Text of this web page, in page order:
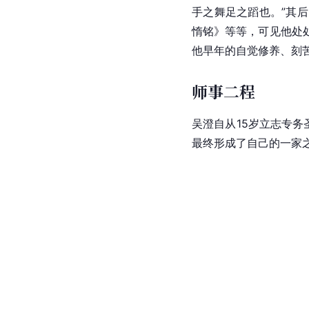
手之舞足之蹈也。”其
惰铭》等等，可见他处
他早年的自觉修养、刻
师事二程
吴澄自从15岁立志专务
最终形成了自己的一家